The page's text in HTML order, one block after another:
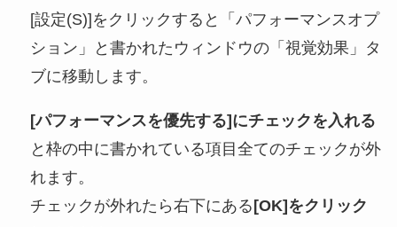
[設定(S)]をクリックすると「パフォーマンスオプ
ション」と書かれたウィンドウの「視覚効果」タ
ブに移動します。
[パフォーマンスを優先する]にチェックを入れる
と枠の中に書かれている項目全てのチェックが外
れます。
チェックが外れたら右下にある[OK]をクリック